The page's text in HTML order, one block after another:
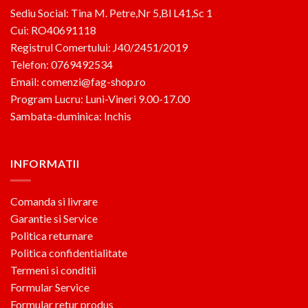
Sediu Social: Tina M. Petre,Nr 5,Bl L41,Sc 1
Cui: RO40691118
Registrul Comertului: J40/2451/2019
Telefon: 0769492534
Email: comenzi@fag-shop.ro
Program Lucru: Luni-Vineri 9.00-17.00
Sambata-duminica: Inchis
INFORMATII
Comanda si livrare
Garantie si Service
Politica returnare
Politica confidentialitate
Termeni si conditii
Formular Service
Formular retur produs